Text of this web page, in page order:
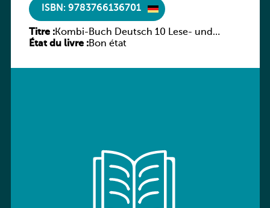
ISBN: 9783766136701
Titre :Kombi-Buch Deutsch 10 Lese- und
Sprachbuch
État du livre :Bon état